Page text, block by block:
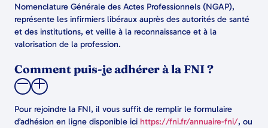
Nomenclature Générale des Actes Professionnels (NGAP),
représente les infirmiers libéraux auprès des autorités de santé
et des institutions, et veille à la reconnaissance et à la
valorisation de la profession.
Comment puis-je adhérer à la FNI ?
Pour rejoindre la FNI, il vous suffit de remplir le formulaire
d’adhésion en ligne disponible ici https://fni.fr/annuaire-fni/, ou